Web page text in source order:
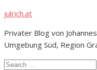
Skip
content
julrich.at
Privater Blog von
Umgebung Süd, Region
Search